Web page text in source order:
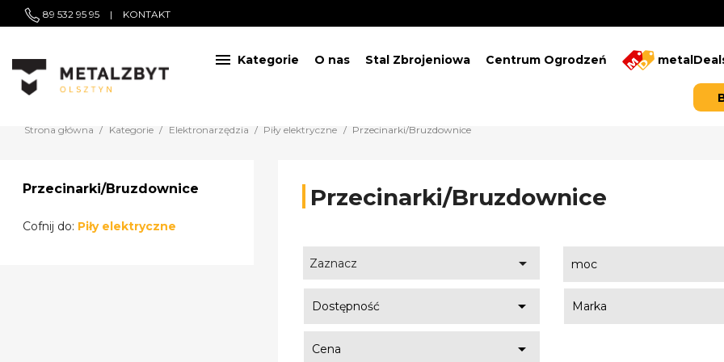
89 532 95 95 | KONTAKT
 Kategorie O nas Stal Zbrojeniowa Centrum Ogrodzeń
Strona główna Kategorie Elektronarzędzia Piły elektryczne Przecinarki/Bruzdownice
Przecinarki/Bruzdownice
Cofnij do: Piły elektryczne
Przecinarki/Bruzdownice
Zaznacz  moc
Dostępność  Marka
Cena 